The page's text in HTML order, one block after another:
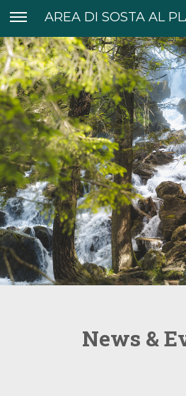
AREA DI SOSTA AL
News &